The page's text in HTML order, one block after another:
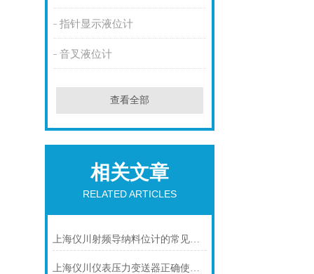
指针显示液位计
音叉液位计
查看全部
相关文章
RELATED ARTICLES
上海仪川射频导纳料位计的常见问题及解决方法如下
上海仪川仪表压力变送器正确使用的9个点